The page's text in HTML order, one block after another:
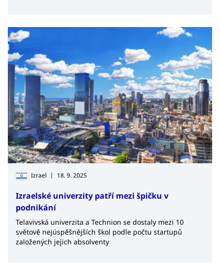
Izrael | 18. 9. 2025
Izraelské univerzity patří mezi špičku v
podnikání
Telavivská univerzita a Technion se dostaly mezi 10
světově nejúspěšnějších škol podle počtu startupů
založených jejich absolventy